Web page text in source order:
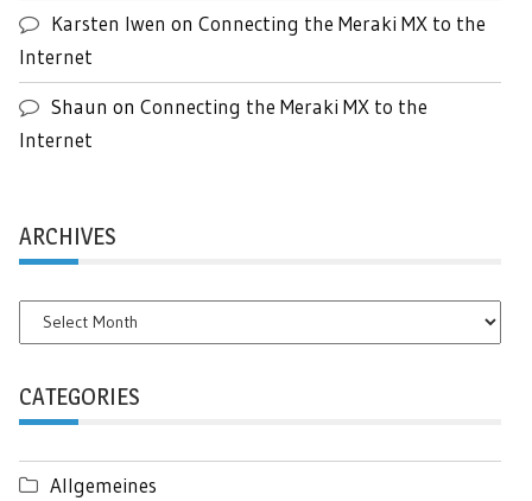
Karsten Iwen on Connecting the Meraki MX to the
Internet
Shaun on Connecting the Meraki MX to the
Internet
ARCHIVES
Archives
CATEGORIES
Allgemeines